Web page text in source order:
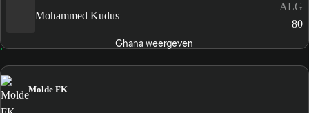
Mohammed Kudus
ALG
80
Ghana weergeven
Molde FK